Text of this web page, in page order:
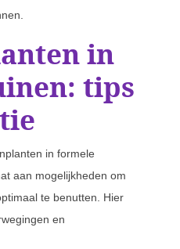
in
tips
in formele
aan mogelijkheden om
te benutten. Hier
en